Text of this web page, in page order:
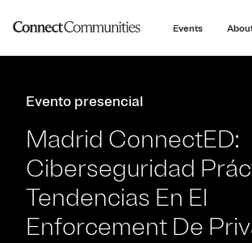
Events
Evento presencial
Madrid ConnectED:
Ciberseguridad
Tendencias En El
Enforcement De